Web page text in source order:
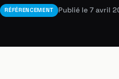
RÉFÉRENCEMENT Publié le 7 avril